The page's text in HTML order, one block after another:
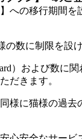
の移行期間
数に制限を設
）および数に
だきます。
に猫様の過